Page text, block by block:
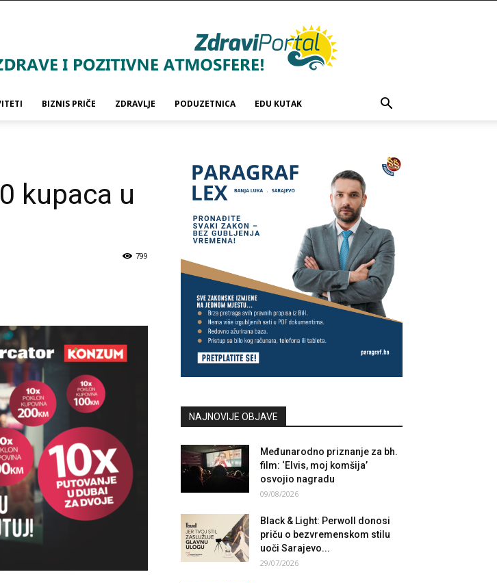
BIZNIS PRIČE ZDRAVLJE PODUZETNICA EDU KUTAK
kupaca u
799
NAJNOVIJE OBJAVE
Međunarodno priznanje za bh.
film: ‘Elvis, moj komšija’
osvojio nagradu
09/08/2026
Black & Light: Perwoll donosi
priču o bezvremenskom stilu
uoči Sarajevo...
29/07/2026